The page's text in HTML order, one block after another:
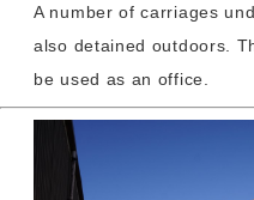
A number of carriages
also detained outdoors.
be used as an office.